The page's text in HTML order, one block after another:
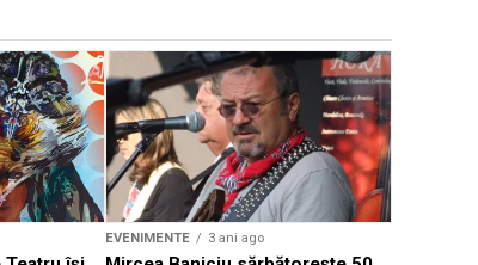
EVENIMENTE 3 ani ago